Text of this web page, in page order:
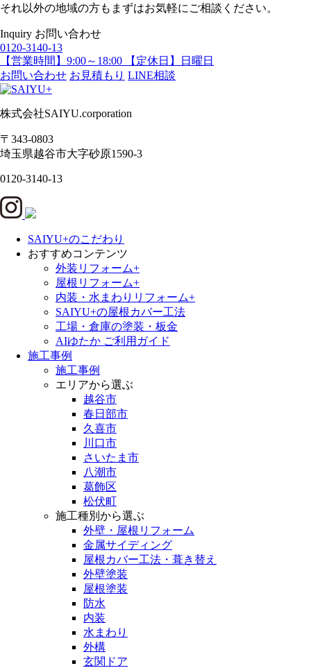
それ以外の地域の方もまずはお気軽にご相談ください。
Inquiry お問い合わせ
0120-3140-13
【営業時間】9:00～18:00 【定休日】日曜日
お問い合わせ お見積もり LINE相談
株式会社SAIYU.corporation
〒343-0803
埼玉県越谷市大字砂原1590-3
0120-3140-13
SAIYU+のこだわり
おすすめコンテンツ
外装リフォーム+
屋根リフォーム+
内装・水まわりリフォーム+
SAIYU+の屋根カバー工法
工場・倉庫の塗装・板金
AIゆたか ご利用ガイド
施工事例
施工事例
エリアから選ぶ
越谷市
春日部市
久喜市
川口市
さいたま市
八潮市
葛飾区
松伏町
施工種別から選ぶ
外壁・屋根リフォーム
金属サイディング
屋根カバー工法・葺き替え
外壁塗装
屋根塗装
防水
内装
水まわり
外構
玄関ドア